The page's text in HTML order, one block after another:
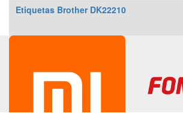
Etiquetas Brother DK22210